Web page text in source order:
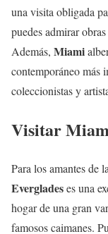
una visita obligada
puedes admirar
Además, Miami
contemporáneo más
coleccionistas y
Visitar
Para los amantes de
Evergladeses una
hogar de una gran
famosos caimanes.